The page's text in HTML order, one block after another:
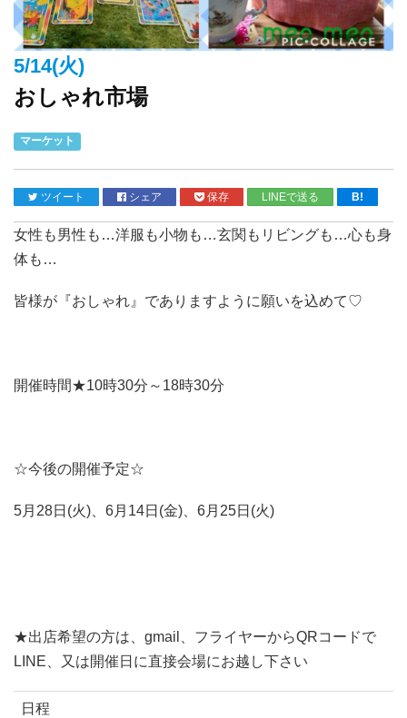
5/14(火)
おしゃれ市場
マーケット
ツイート シェア 保存 LINEで送る B!
女性も男性も…洋服も小物も…玄関もリビングも…心も身
体も…
皆様が『おしゃれ』でありますように願いを込めて♡
開催時間★10時30分～18時30分
☆今後の開催予定☆
5月28日(火)、6月14日(金)、6月25日(火)
★出店希望の方は、gmail、フライヤーからQRコードで
LINE、又は開催日に直接会場にお越し下さい
日程